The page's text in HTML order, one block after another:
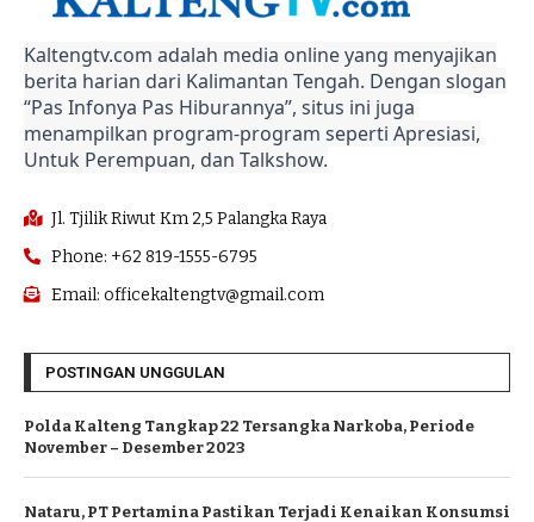
Kaltengtv.com adalah media online yang menyajikan
berita harian dari Kalimantan Tengah. Dengan slogan
“Pas Infonya Pas Hiburannya”, situs ini juga
menampilkan program-program seperti Apresiasi,
Untuk Perempuan, dan Talkshow.
Jl. Tjilik Riwut Km 2,5 Palangka Raya
Phone: +62 819-1555-6795
Email: officekaltengtv@gmail.com
POSTINGAN UNGGULAN
Polda Kalteng Tangkap 22 Tersangka Narkoba, Periode
November – Desember 2023
Nataru, PT Pertamina Pastikan Terjadi Kenaikan Konsumsi